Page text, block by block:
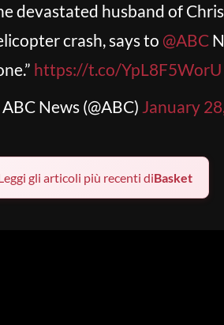
devastated husband of
crash, says to @ABC
https://t.co/YpL8F5WorU
News (@ABC) January
gli articoli più recenti diBasket